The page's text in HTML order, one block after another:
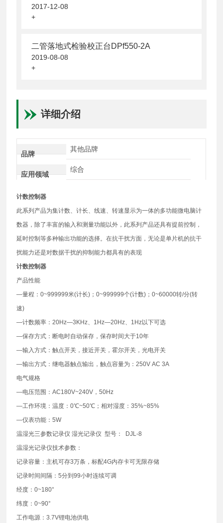
2017-12-08
+
二管落地式检验校正台DPf550-2A
2019-08-08
+
详细介绍
品牌
其他品牌
应用领域
综合
计数控制器
此系列产品为集计数、计长、线速、转速显示为一体的多功能微电脑计
数器，除了丰富的输入和测量功能以外，此系列产品还具有提前控制，
延时控制等多种输出功能的选择。在抗干扰方面，无论是单片机的抗干
扰能力还是对数据干扰的抑制能力都具有的表现
计数控制器
产品性能
—量程：0~999999米(计长)；0~999999个(计数)；0~60000转/分(转
速)
—计数频率：20Hz—3KHz、1Hz—20Hz、1Hz以下可选
—保存方式：断电时自动保存，保存时间大于10年
—输入方式：触点开关，接近开关，霍尔开关，光电开关
—输出方式：继电器触点输出，触点容量为：250V AC 3A
电气规格
—电压范围：AC180V~240V，50Hz
—工作环境：温度：0℃~50℃；相对湿度：35%~85%
—仪表功能：5W
温湿光三参数记录仪 湿光记录仪 型号： DJL-8
温湿光记录仪技术参数：
记录容量：主机可存3万条，标配4G内存卡可无限存储
记录时间间隔：5分到99小时连续可调
经度：0~180°
纬度：0~90°
工作电源：3.7V锂电池供电